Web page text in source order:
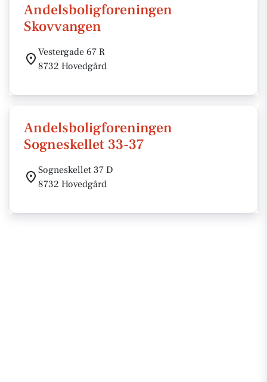
Andelsboligforeningen
Skovvangen
Vestergade 67 R
8732 Hovedgård
Andelsboligforeningen
Sogneskellet 33-37
Sogneskellet 37 D
8732 Hovedgård